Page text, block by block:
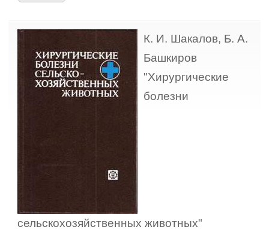
К. И. Шакалов, Б. А.
Башкиров
"Хирургические
болезни
сельскохозяйственных животных"